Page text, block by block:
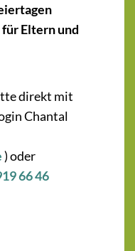
Eltern und
direkt mit
Chantal
) oder
66 46